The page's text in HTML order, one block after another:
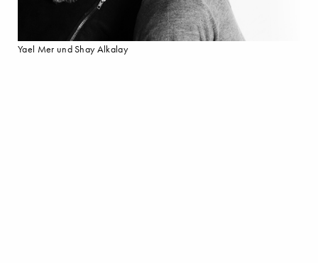
Yael Mer und Shay Alkalay